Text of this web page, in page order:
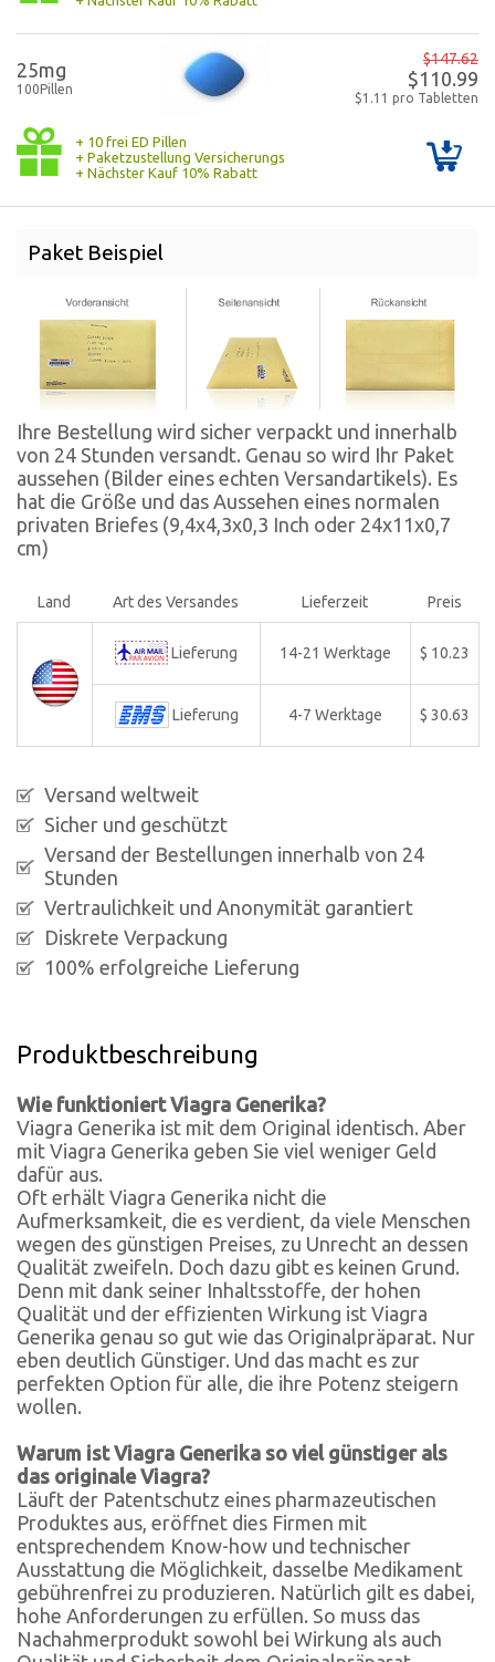
25mg
100Pillen
$147.62
$110.99
$1.11 pro Tabletten
+ 10 frei ED Pillen
+ Paketzustellung Versicherungs
+ Nächster Kauf 10% Rabatt
Paket Beispiel
Ihre Bestellung wird sicher verpackt und innerhalb
von 24 Stunden versandt. Genau so wird Ihr Paket
aussehen (Bilder eines echten Versandartikels). Es
hat die Größe und das Aussehen eines normalen
privaten Briefes (9,4x4,3x0,3 Inch oder 24x11x0,7
cm)
Land Art des Versandes Lieferzeit Preis
Lieferung 14-21 Werktage $ 10.23
Lieferung 4-7 Werktage $ 30.63
Versand weltweit
Sicher und geschützt
Versand der Bestellungen innerhalb von 24
Stunden
Vertraulichkeit und Anonymität garantiert
Diskrete Verpackung
100% erfolgreiche Lieferung
Produktbeschreibung
Wie funktioniert Viagra Generika?
Viagra Generika ist mit dem Original identisch. Aber
mit Viagra Generika geben Sie viel weniger Geld
dafür aus.
Oft erhält Viagra Generika nicht die
Aufmerksamkeit, die es verdient, da viele Menschen
wegen des günstigen Preises, zu Unrecht an dessen
Qualität zweifeln. Doch dazu gibt es keinen Grund.
Denn mit dank seiner Inhaltsstoffe, der hohen
Qualität und der effizienten Wirkung ist Viagra
Generika genau so gut wie das Originalpräparat. Nur
eben deutlich Günstiger. Und das macht es zur
perfekten Option für alle, die ihre Potenz steigern
wollen.
Warum ist Viagra Generika so viel günstiger als
das originale Viagra?
Läuft der Patentschutz eines pharmazeutischen
Produktes aus, eröffnet dies Firmen mit
entsprechendem Know-how und technischer
Ausstattung die Möglichkeit, dasselbe Medikament
gebührenfrei zu produzieren. Natürlich gilt es dabei,
hohe Anforderungen zu erfüllen. So muss das
Nachahmerprodukt sowohl bei Wirkung als auch